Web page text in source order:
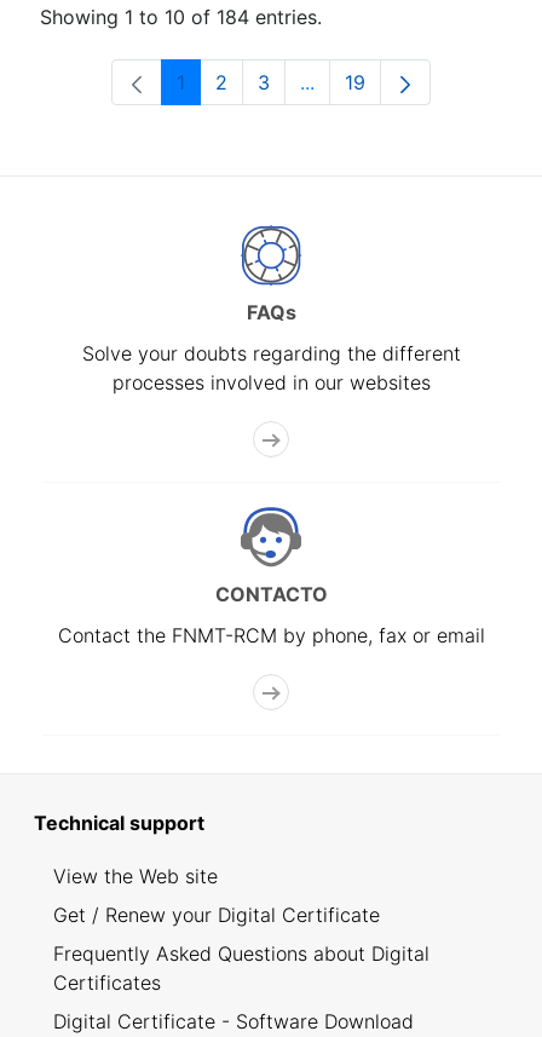
Showing 1 to 10 of 184 entries.
Page
1 Page
2 Page
3 ...Intermediate Pages Use
Page
19
FAQs
Solve your doubts regarding the different
processes involved in our websites
CONTACTO
Contact the FNMT-RCM by phone, fax or email
Technical support
View the Web site
Get / Renew your Digital Certificate
Frequently Asked Questions about Digital
Certificates
Digital Certificate - Software Download